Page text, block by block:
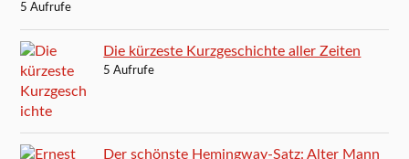
5 Aufrufe
Die kürzeste Kurzgeschichte aller Zeiten
5 Aufrufe
Der schönste Hemingway-Satz: Alter Mann